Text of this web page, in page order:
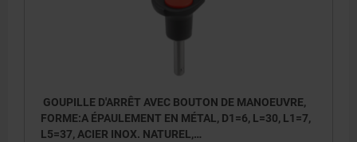
GOUPILLE D'ARRÊT AVEC BOUTON DE MANOEUVRE,
FORME:A ÉPAULEMENT EN MÉTAL, D1=6, L=30, L1=7,
L5=37, ACIER INOX. NATUREL,